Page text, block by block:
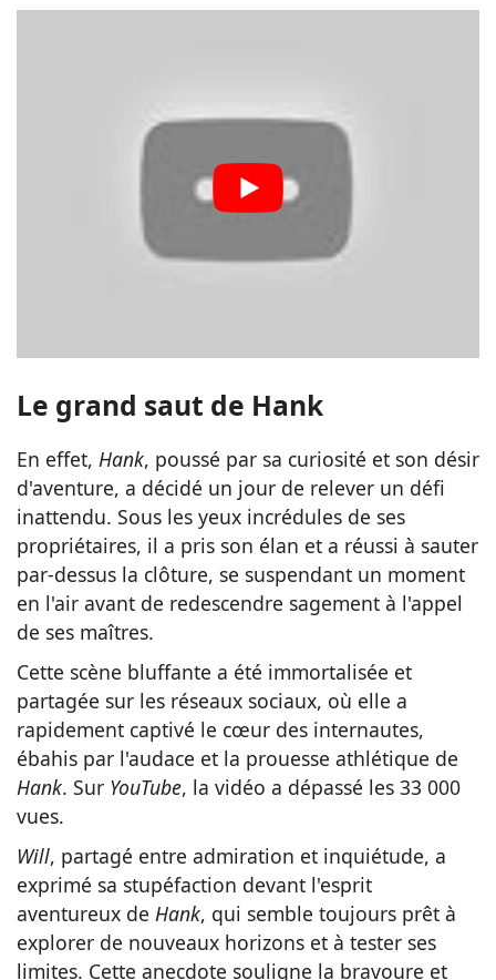
Le grand saut de Hank
En effet, Hank, poussé par sa curiosité et son désir
d'aventure, a décidé un jour de relever un défi
inattendu. Sous les yeux incrédules de ses
propriétaires, il a pris son élan et a réussi à sauter
par-dessus la clôture, se suspendant un moment
en l'air avant de redescendre sagement à l'appel
de ses maîtres.
Cette scène bluffante a été immortalisée et
partagée sur les réseaux sociaux, où elle a
rapidement captivé le cœur des internautes,
ébahis par l'audace et la prouesse athlétique de
Hank. Sur YouTube, la vidéo a dépassé les 33 000
vues.
Will, partagé entre admiration et inquiétude, a
exprimé sa stupéfaction devant l'esprit
aventureux de Hank, qui semble toujours prêt à
explorer de nouveaux horizons et à tester ses
limites. Cette anecdote souligne la bravoure et